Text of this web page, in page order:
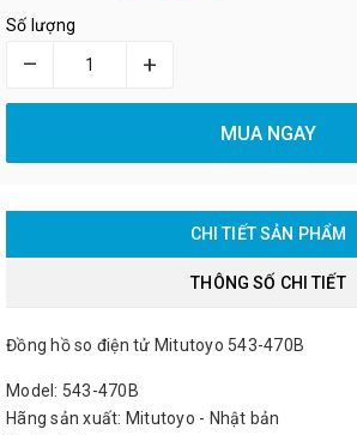
Số lượng
– +
MUA NGAY
CHI TIẾT SẢN PHẨM
THÔNG SỐ CHI TIẾT
Đồng hồ so điện tử Mitutoyo 543-470B
Model: 543-470B
Hãng sản xuất: Mitutoyo - Nhật bản